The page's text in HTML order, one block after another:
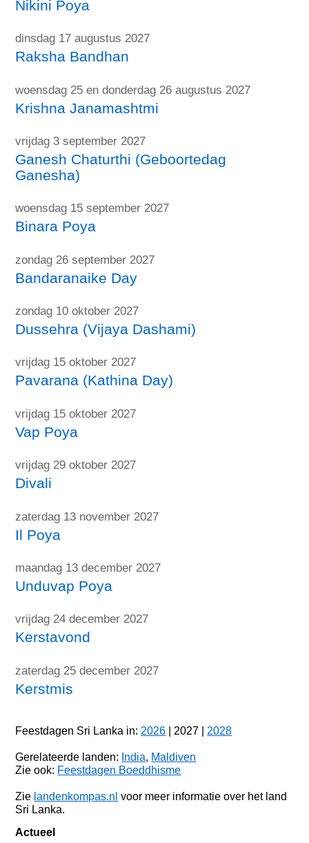
Nikini Poya
dinsdag 17 augustus 2027
Raksha Bandhan
woensdag 25 en donderdag 26 augustus 2027
Krishna Janamashtmi
vrijdag 3 september 2027
Ganesh Chaturthi (Geboortedag
Ganesha)
woensdag 15 september 2027
Binara Poya
zondag 26 september 2027
Bandaranaike Day
zondag 10 oktober 2027
Dussehra (Vijaya Dashami)
vrijdag 15 oktober 2027
Pavarana (Kathina Day)
vrijdag 15 oktober 2027
Vap Poya
vrijdag 29 oktober 2027
Divali
zaterdag 13 november 2027
Il Poya
maandag 13 december 2027
Unduvap Poya
vrijdag 24 december 2027
Kerstavond
zaterdag 25 december 2027
Kerstmis
Feestdagen Sri Lanka in: 2026 | 2027 | 2028
Gerelateerde landen: India, Maldiven
Zie ook: Feestdagen Boeddhisme
Zie landenkompas.nl voor meer informatie over het land
Sri Lanka.
Actueel